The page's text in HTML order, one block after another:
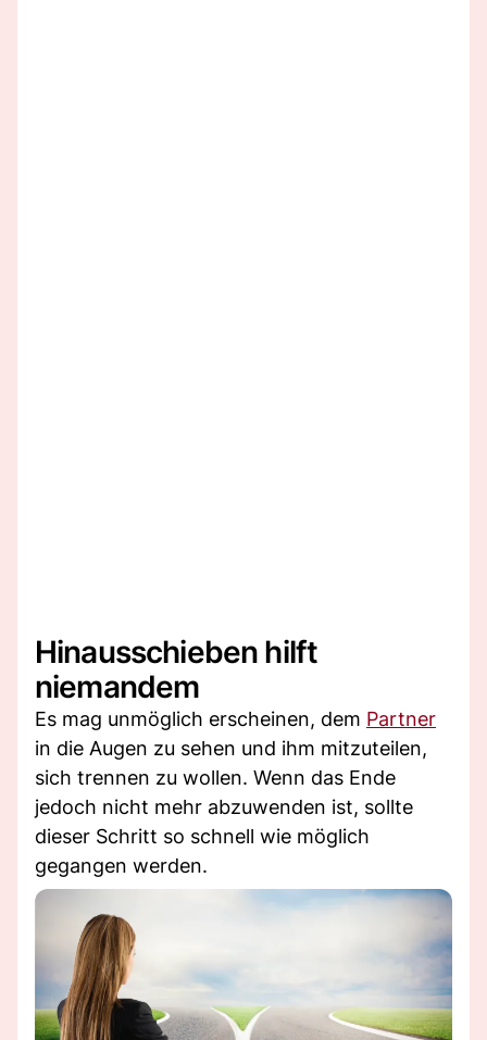
Hinausschieben hilft
niemandem
Es mag unmöglich erscheinen, dem Partner
in die Augen zu sehen und ihm mitzuteilen,
sich trennen zu wollen. Wenn das Ende
jedoch nicht mehr abzuwenden ist, sollte
dieser Schritt so schnell wie möglich
gegangen werden.